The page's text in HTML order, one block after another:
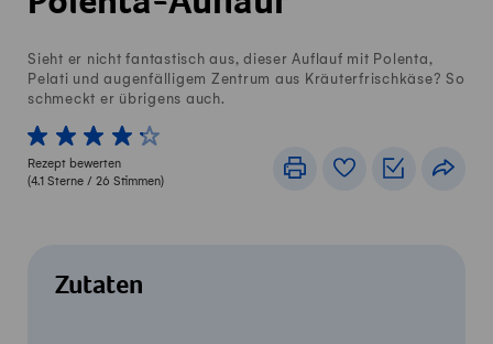
Sieht er nicht fantastisch aus, dieser Auflauf mit Polenta,
Pelati und augenfälligem Zentrum aus Kräuterfrischkäse? So
schmeckt er übrigens auch.
1 von 5 Sterne
2 von 5 Sterne
3 von 5 Sterne
4 von 5 Sterne
5 von 5 Sterne
Rezept bewerten
(4.1 Sterne / 26 Stimmen)
DruckenRezeptbuch
Zutaten